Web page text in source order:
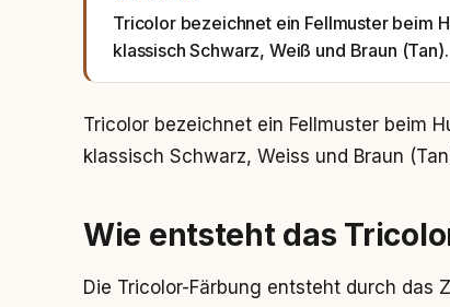
Tricolor bezeichnet ein Fellmuster beim
klassisch Schwarz, Weiß und Braun (Tan).
Tricolor bezeichnet ein Fellmuster beim
klassisch Schwarz, Weiss und Braun
Wie entsteht das
Die Tricolor-Färbung entsteht durch das